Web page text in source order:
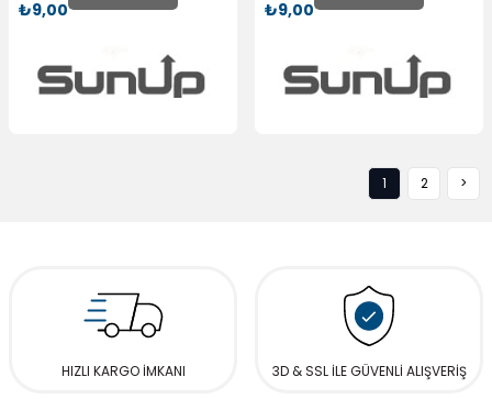
₺9,00 ₺9,00
1 2 >
HIZLI KARGO İMKANI 3D & SSL İLE GÜVENLİ ALIŞVERİŞ